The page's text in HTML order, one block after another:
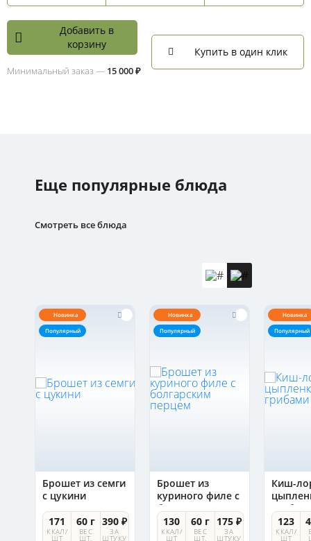
Добавить в
корзину
Минимальный заказ — 15 000 ₽
Купить в один клик
Еще популярные блюда
Смотреть все блюда
Новинка
Популярный
Брошет из семги
с цукини
171
ККАЛ/
ШТ
60 г
ВЕС
ШТ.
390 ₽
ЗА
ШТУКУ
Новинка
Популярный
Брошет из
куриного филе с
болгарским
перцем
130
ККАЛ/
ШТ
60 г
ВЕС
ШТ.
175 ₽
ЗА
ШТУКУ
Новинка
Популярный
Киш-
123
ККАЛ/
ШТ